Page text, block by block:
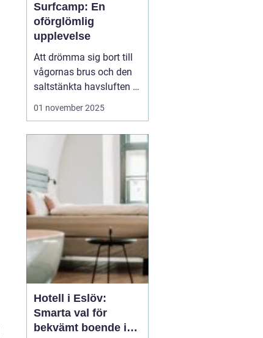
Surfcamp: En
oförglömlig
upplevelse
Att drömma sig bort till
vågornas brus och den
saltstänkta havsluften är
en längtan många
surfcamp som ett
perfekt alternati...
01 november 2025
Hotell i Eslöv:
Smarta val för
bekvämt boende i